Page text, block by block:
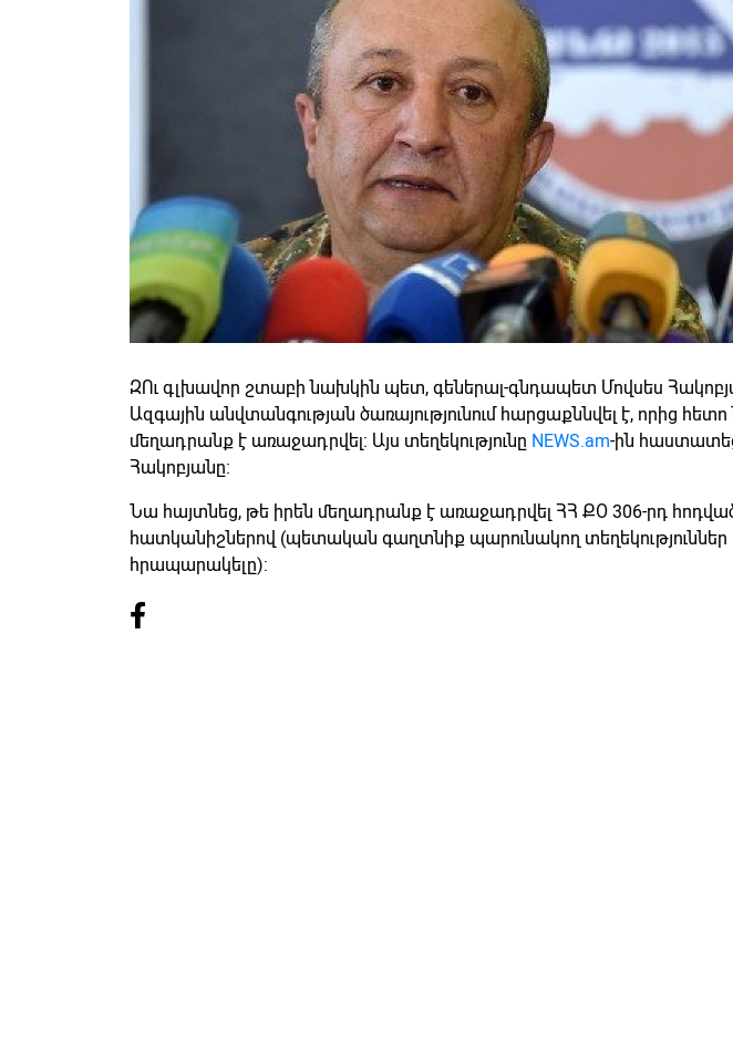
ԶՈւ գլխավոր շտաբի նախկին պետ, գեներալ-գնդապետ Մովսես
Ազգային անվտանգության ծառայությունում հարցաքննվել է, որից
մեղադրանք է առաջադրվել։ Այս տեղեկությունը NEWS.am-ին
Հակոբյանը։
Նա հայտնեց, թե իրեն մեղադրանք է առաջադրվել ՀՀ ՔՕ 306-րդ
հատկանիշներով (պետական գաղտնիք պարունակող տեղեկություններ
հրապարակելը):